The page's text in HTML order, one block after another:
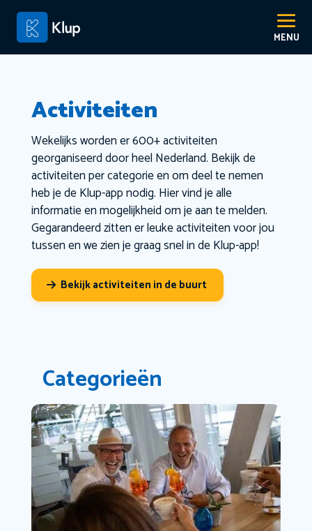
Activiteiten
Wekelijks worden er 600+ activiteiten
georganiseerd door heel Nederland. Bekijk de
activiteiten per categorie en om deel te nemen
heb je de Klup-app nodig. Hier vind je alle
informatie en mogelijkheid om je aan te melden.
Gegarandeerd zitten er leuke activiteiten voor jou
tussen en we zien je graag snel in de Klup-app!
Bekijk activiteiten in de buurt
Categorieën